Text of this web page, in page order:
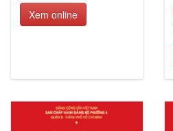
Xem online